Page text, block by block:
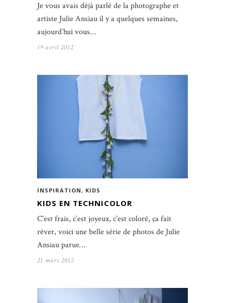
Je vous avais déjà parlé de la photographe et
artiste Julie Ansiau il y a quelques semaines,
aujourd’hui vous…
19 avril 2012
INSPIRATION, KIDS
KIDS EN TECHNICOLOR
C’est frais, c’est joyeux, c’est coloré, ça fait
rêver, voici une belle série de photos de Julie
Ansiau parue…
21 mars 2012